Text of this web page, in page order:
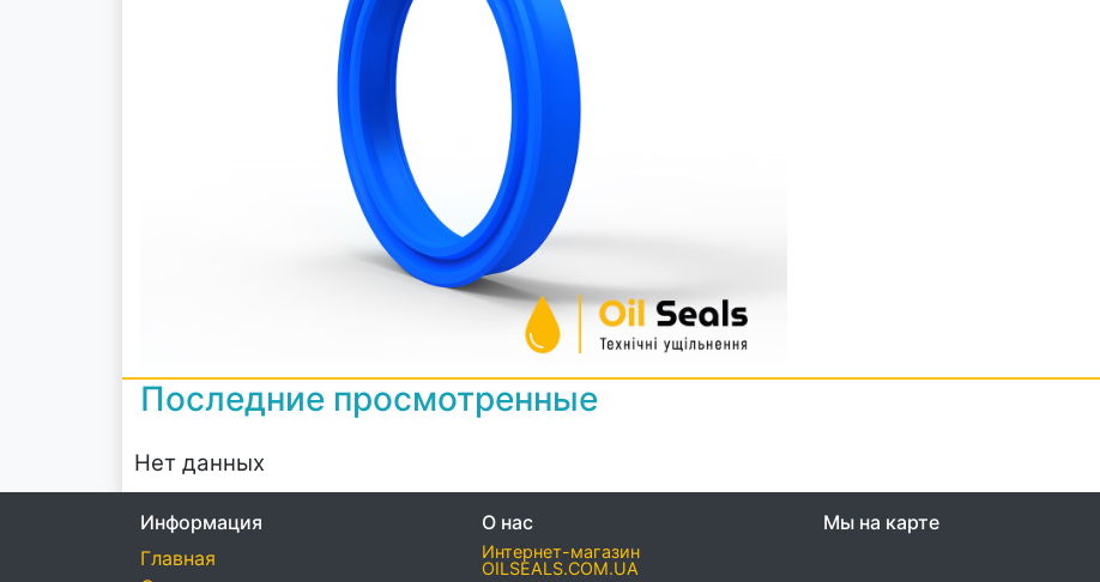
Последние просмотренные
Нет данных
Информация
Главная
О нас
Интернет-магазин
OILSEALS.COM.UA
Мы на карте